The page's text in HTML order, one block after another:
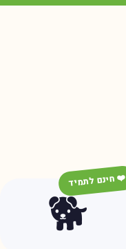
🐕
❤️ חינם לתמיד